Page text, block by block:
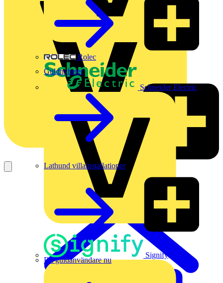
Rolec
Schneider Electric
Signify
Guldnyheter
Lathund villainstallationer
Bli guldanvändare nu